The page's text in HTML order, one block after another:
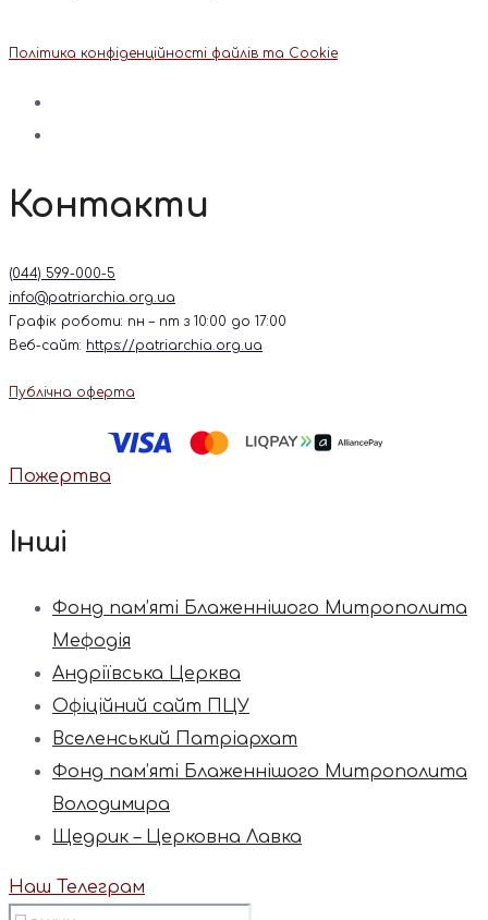
Політика конфіденційності файлів та Cookie
Контакти
(044) 599-000-5
info@patriarchia.org.ua
Графік роботи: пн – пт з 10:00 до 17:00
Веб-сайт: https://patriarchia.org.ua
Публічна оферта
Пожертва
Інші
Фонд пам’яті Блаженнішого Митрополита
Мефодія
Андріївська Церква
Офіційний сайт ПЦУ
Вселенський Патріархат
Фонд пам’яті Блаженнішого Митрополита
Володимира
Щедрик – Церковна Лавка
Наш Телеграм